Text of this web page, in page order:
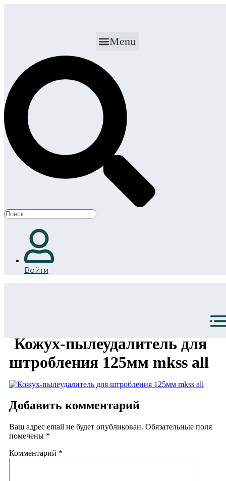
Menu
Search
Войти
Кожух-пылеудалитель для
штробления 125мм mkss all
Добавить комментарий
Ваш адрес email не будет опубликован. Обязательные поля
помечены *
Комментарий *